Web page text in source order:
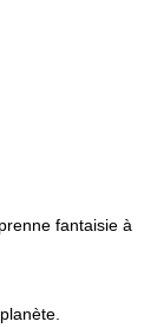
fantaisie à